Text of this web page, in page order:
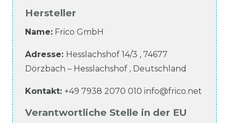
Hersteller
Name: Frico GmbH
Adresse: Hesslachshof 14/3 , 74677
Dörzbach – Hesslachshof , Deutschland
Kontakt: +49 7938 2070 010 info@frico.net
Verantwortliche Stelle in der EU